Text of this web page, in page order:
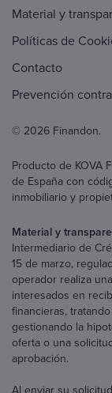
Material y
Políticas de
Contacto
Prevención
© 2026 Finandon.
Producto de KOVA
de España con
inmobiliario y
Material y
Intermediario de
15 de marzo,
operador realiza
interesados en
financieras,
gestionando la
oferta o una
aprobación.